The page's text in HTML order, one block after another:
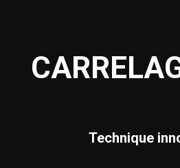
Technique